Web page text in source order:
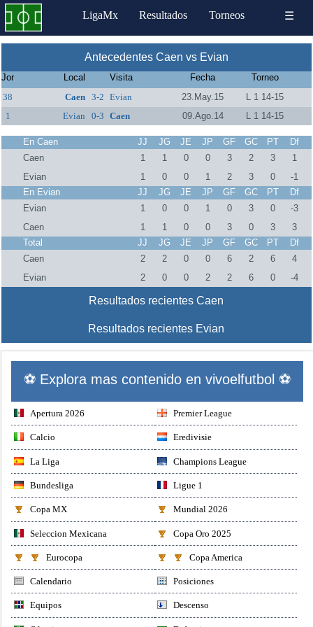
LigaMx Resultados Torneos ☰
Antecedentes Caen vs Evian
Jor Local Visita Fecha
Torneo
38
Caen 3-2 Evian 23.May.15
L 1 14-15
1
Evian 0-3 Caen 09.Ago.14 L 1 14-15
En Caen JJ JG JE JP GF GC PT
Df
Caen
1 1 0 0 3 2 3
1
Evian
1 0 0 1 2 3 0
-1
En Evian
JJ JG JE JP GF GC PT
Df
Evian
1 0 0 1 0 3 0
-3
Caen
1 1 0 0 3 0 3
3
Total
JJ JG JE JP GF GC PT
Df
Caen
2 2 0 0 6 2 6
4
Evian
2 0 0 2 2 6 0 -4
Resultados recientes Caen
Resultados recientes Evian
⚽ Explora mas contenido en vivoelfutbol ⚽
Apertura 2026 Premier League
Calcio Eredivisie
La Liga Champions League
Bundesliga Ligue 1
Copa MX Mundial 2026
Seleccion Mexicana Copa Oro 2025
Eurocopa Copa America
Calendario Posiciones
Equipos Descenso